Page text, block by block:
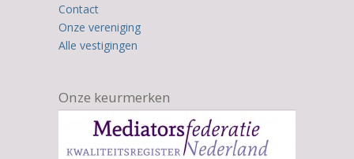
Contact
Onze vereniging
Alle vestigingen
Onze keurmerken